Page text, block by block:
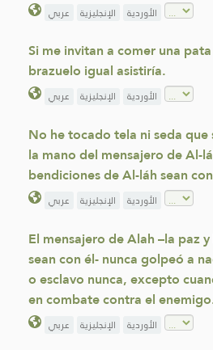
عربي الإنجليزية الأوردية
Si me invitan a comer una
brazuelo igual asistiría.
عربي الإنجليزية الأوردية
No he tocado tela ni seda que
la mano del mensajero de Al-
bendiciones de Al-láh sean
عربي الإنجليزية الأوردية
El mensajero de Alah –la paz
sean con él- nunca golpeó a
o esclavo nunca, excepto
en combate contra el
عربي الإنجليزية الأوردية